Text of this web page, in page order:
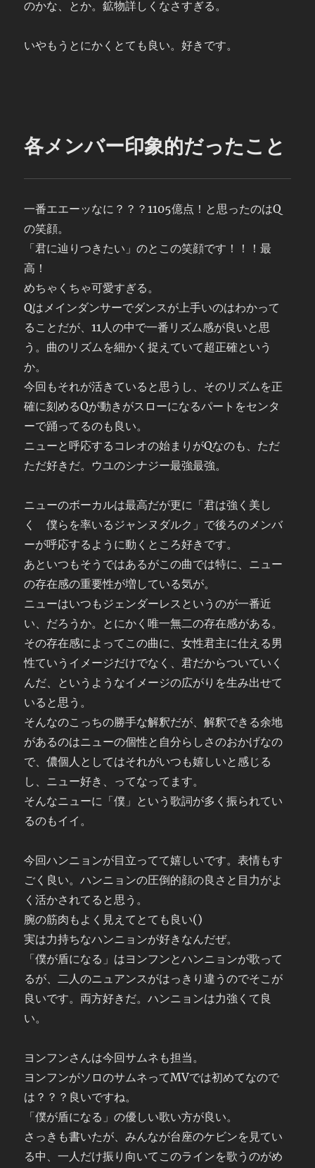
のかな、とか。鉱物詳しくなさすぎる。
いやもうとにかくとても良い。好きです。
各メンバー印象的だったこと
一番エエーッなに？？？1105億点！と思ったのはQ
の笑顔。
「君に辿りつきたい」のとこの笑顔です！！！最
高！
めちゃくちゃ可愛すぎる。
Qはメインダンサーでダンスが上手いのはわかって
ることだが、11人の中で一番リズム感が良いと思
う。曲のリズムを細かく捉えていて超正確という
か。
今回もそれが活きていると思うし、そのリズムを正
確に刻めるQが動きがスローになるパートをセンタ
ーで踊ってるのも良い。
ニューと呼応するコレオの始まりがQなのも、ただ
ただ好きだ。ウユのシナジー最強最強。
ニューのボーカルは最高だが更に「君は強く美し
く 僕らを率いるジャンヌダルク」で後ろのメンバ
ーが呼応するように動くところ好きです。
あといつもそうではあるがこの曲では特に、ニュー
の存在感の重要性が増している気が。
ニューはいつもジェンダーレスというのが一番近
い、だろうか。とにかく唯一無二の存在感がある。
その存在感によってこの曲に、女性君主に仕える男
性ていうイメージだけでなく、君だからついていく
んだ、というようなイメージの広がりを生み出せて
いると思う。
そんなのこっちの勝手な解釈だが、解釈できる余地
があるのはニューの個性と自分らしさのおかげなの
で、儂個人としてはそれがいつも嬉しいと感じる
し、ニュー好き、ってなってます。
そんなニューに「僕」という歌詞が多く振られてい
るのもイイ。
今回ハンニョンが目立ってて嬉しいです。表情もす
ごく良い。ハンニョンの圧倒的顔の良さと目力がよ
く活かされてると思う。
腕の筋肉もよく見えてとても良い()
実は力持ちなハンニョンが好きなんだぜ。
「僕が盾になる」はヨンフンとハンニョンが歌って
るが、二人のニュアンスがはっきり違うのでそこが
良いです。両方好きだ。ハンニョンは力強くて良
い。
ヨンフンさんは今回サムネも担当。
ヨンフンがソロのサムネってMVでは初めてなので
は？？？良いですね。
「僕が盾になる」の優しい歌い方が良い。
さっきも書いたが、みんなが台座のケビンを見てい
る中、一人だけ振り向いてこのラインを歌うのがめ